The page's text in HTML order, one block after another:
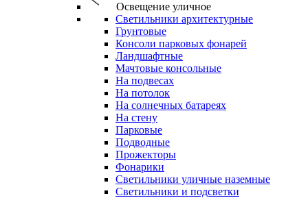
Освещение уличное
Светильники архитектурные
Грунтовые
Консоли парковых фонарей
Ландшафтные
Мачтовые консольные
На подвесах
На потолок
На солнечных батареях
На стену
Парковые
Подводные
Прожекторы
Фонарики
Светильники уличные наземные
Светильники и подсветки